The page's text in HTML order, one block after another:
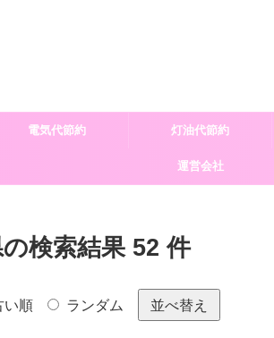
電気代節約 灯油代節約
運営会社
検索結果 52 件
い順 ランダム 並べ替え